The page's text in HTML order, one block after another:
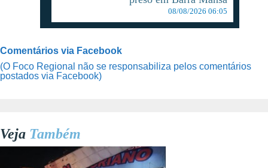
08/08/2026 06:05
Comentários via Facebook
(O Foco Regional não se responsabiliza pelos comentários
postados via Facebook)
Veja Também